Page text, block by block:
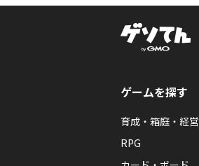
ゲームを探す
育成・箱庭・経営
RPG